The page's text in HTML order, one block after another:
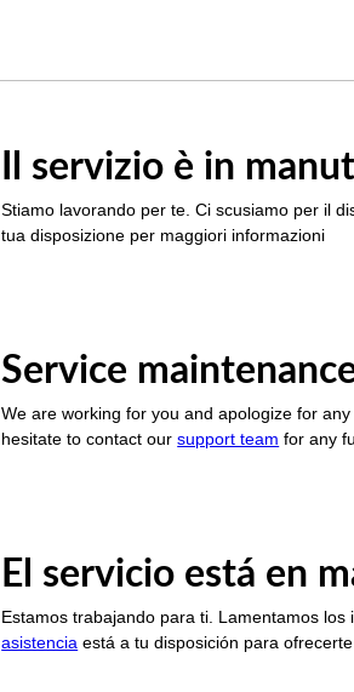
Il servizio è in
Stiamo lavorando per te. Ci scusiamo per il
tua disposizione per maggiori informazioni
Service
We are working for you and apologize for
hesitate to contact oursupport team for any
El servicio está en
Estamos trabajando para ti. Lamentamos los
asistencia está a tu disposición para